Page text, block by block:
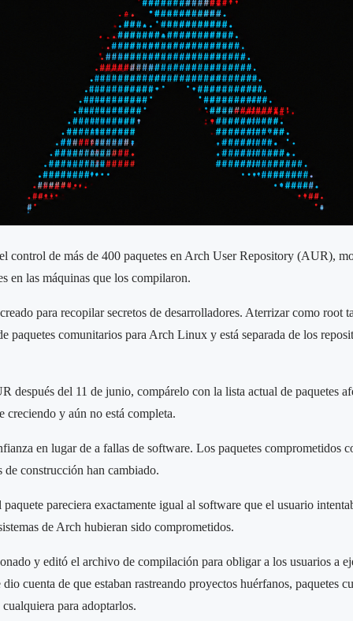
control de más de 400 paquetes en Arch User Repository (AUR),
en las máquinas que los compilaron.
para recopilar secretos de desarrolladores. Aterrizar como root
paquetes comunitarios para Arch Linux y está separada de los
después del 11 de junio, compárelo con la lista actual de paquetes
creciendo y aún no está completa.
en lugar de a fallas de software. Los paquetes comprometidos
de construcción han cambiado.
pareciera exactamente igual al software que el usuario
de Arch hubieran sido comprometidos.
y editó el archivo de compilación para obligar a los usuarios a
cuenta de que estaban rastreando proyectos huérfanos, paquetes
para adoptarlos.